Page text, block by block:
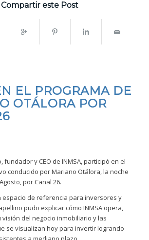
Compartir este Post
EL PROGRAMA DE
OTÁLORA POR
fundador y CEO de INMSA, participó en el
conducido por Mariano Otálora, la noche
por Canal 26.
espacio de referencia para inversores y
pudo explicar cómo INMSA opera,
del negocio inmobiliario y las
se visualizan hoy para invertir logrando